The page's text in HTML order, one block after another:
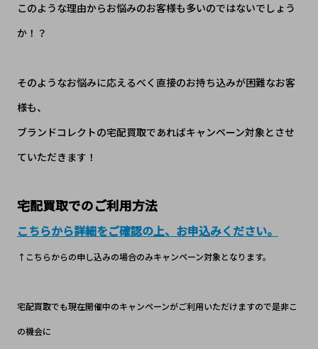
このような理由からお悩みのお客様も多いのではないでしょう
か！？
​そのようなお悩みに応えるべく直接のお持ち込みが困難なお客
様も、
ブランドコレクトの宅配買取であればキャンペーン対象とさせ
ていただきます！
宅配買取でのご利用方法
こちらから詳細をご確認の上、お申込みください。
↑こちらからの申し込みの場合のみキャンペーン対象となります。
宅配買取でも現在開催中のキャンペーンがご利用いただけますので是非こ
の機会に